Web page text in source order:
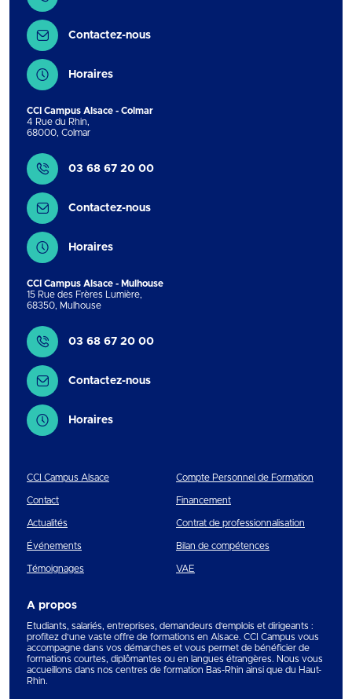
Contactez-nous
Horaires
CCI Campus Alsace - Colmar
4 Rue du Rhin,
68000, Colmar
Contact
03 68 67 20 00
Contactez-nous
Horaires
CCI Campus Alsace - Mulhouse
15 Rue des Frères Lumière,
68350, Mulhouse
Contact
03 68 67 20 00
Contactez-nous
Horaires
CCI Campus Alsace
Contact
Actualités
Événements
Témoignages
Compte Personnel de Formation
Financement
Contrat de professionnalisation
Bilan de compétences
VAE
A propos
Etudiants, salariés, entreprises, demandeurs d’emplois et dirigeants :
profitez d’une vaste offre de formations en Alsace. CCI Campus vous
accompagne dans vos démarches et vous permet de bénéficier de
formations courtes, diplômantes ou en langues étrangères. Nous vous
accueillons dans nos centres de formation Bas-Rhin ainsi que du Haut-
Rhin.